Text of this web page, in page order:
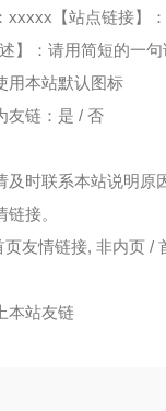
xxxxx【站点链接】：
述】：请用简短的一
用本站默认图标
友链：是 / 否
及时联系本站说明原
接。
页友情链接, 非内页 /
本站友链